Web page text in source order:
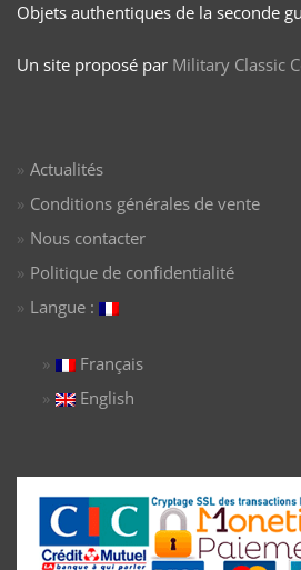
Objets authentiques de la seconde
Un site proposé par Military Classic
Actualités
Conditions générales de vente
Nous contacter
Politique de confidentialité
Langue :
Français
English